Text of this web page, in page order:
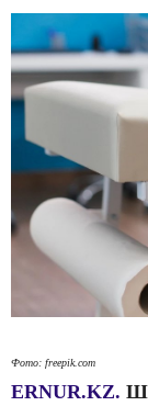
Фото: freepik.com
ERNUR.KZ.